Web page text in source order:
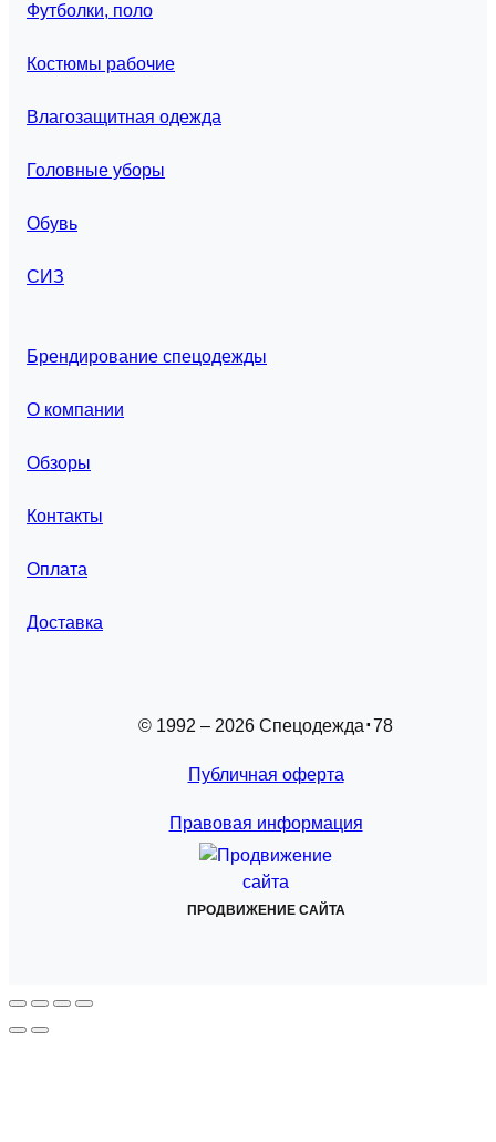
Футболки, поло
Костюмы рабочие
Влагозащитная одежда
Головные уборы
Обувь
СИЗ
Брендирование спецодежды
О компании
Обзоры
Контакты
Оплата
Доставка
© 1992 – 2026 Спецодежда 78
Публичная оферта
Правовая информация
ПРОДВИЖЕНИЕ САЙТА